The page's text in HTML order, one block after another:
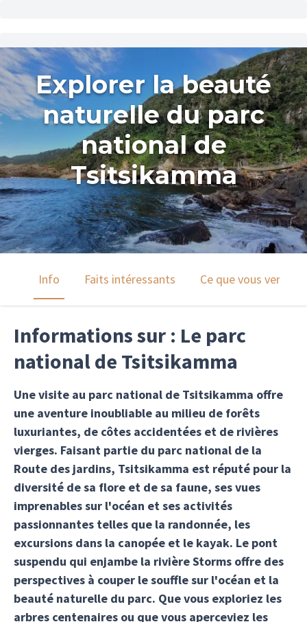
Explorer la beauté
naturelle du parc
national de
Tsitsikamma
Info Faits intéressants Ce que vous verrez
Informations sur : Le parc
national de Tsitsikamma
Une visite au parc national de Tsitsikamma offre
une aventure inoubliable au milieu de forêts
luxuriantes, de côtes accidentées et de rivières
vierges. Faisant partie du parc national de la
Route des jardins, Tsitsikamma est réputé pour la
diversité de sa flore et de sa faune, ses vues
imprenables sur l'océan et ses activités
passionnantes telles que la randonnée, les
excursions dans la canopée et le kayak. Le pont
suspendu qui enjambe la rivière Storms offre des
perspectives à couper le souffle sur l'océan et la
beauté naturelle du parc. Que vous exploriez les
arbres centenaires ou que vous aperceviez les